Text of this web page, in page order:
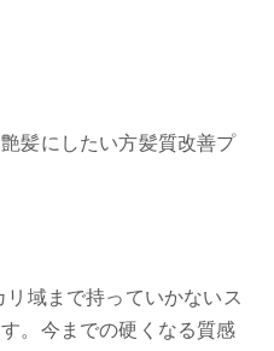
髪にしたい方髪質改善プ
域まで持っていかないス
。今までの硬くなる質感